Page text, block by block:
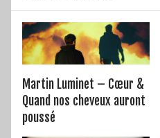
Martin Luminet – Cœur &
Quand nos cheveux auront
poussé